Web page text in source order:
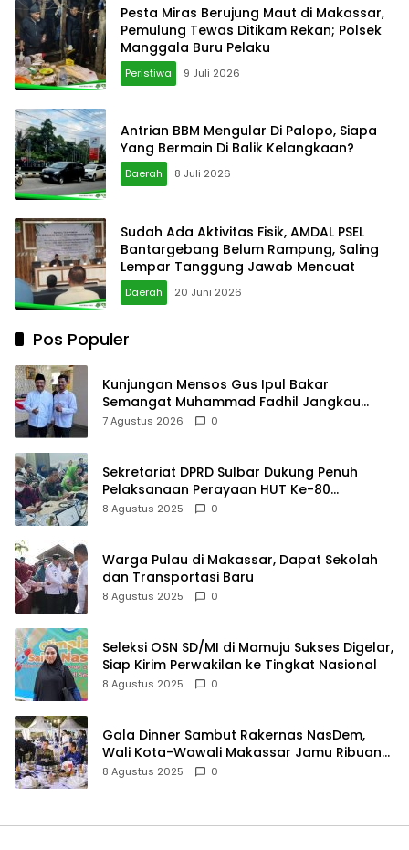
Pesta Miras Berujung Maut di Makassar,
Pemulung Tewas Ditikam Rekan; Polsek
Manggala Buru Pelaku
Peristiwa 9 Juli 2026
Antrian BBM Mengular Di Palopo, Siapa
Yang Bermain Di Balik Kelangkaan?
Daerah 8 Juli 2026
Sudah Ada Aktivitas Fisik, AMDAL PSEL
Bantargebang Belum Rampung, Saling
Lempar Tanggung Jawab Mencuat
Daerah 20 Juni 2026
Pos Populer
Kunjungan Mensos Gus Ipul Bakar
Semangat Muhammad Fadhil Jangkau
Anak Keluarga Sangat Kurang Mampu
7 Agustus 2026 0
Sekretariat DPRD Sulbar Dukung Penuh
Pelaksanaan Perayaan HUT Ke-80
Kemerdekaan RI
8 Agustus 2025 0
Warga Pulau di Makassar, Dapat Sekolah
dan Transportasi Baru
8 Agustus 2025 0
Seleksi OSN SD/MI di Mamuju Sukses Digelar,
Siap Kirim Perwakilan ke Tingkat Nasional
8 Agustus 2025 0
Gala Dinner Sambut Rakernas NasDem,
Wali Kota-Wawali Makassar Jamu Ribuan
Kader se-Indonesia
8 Agustus 2025 0